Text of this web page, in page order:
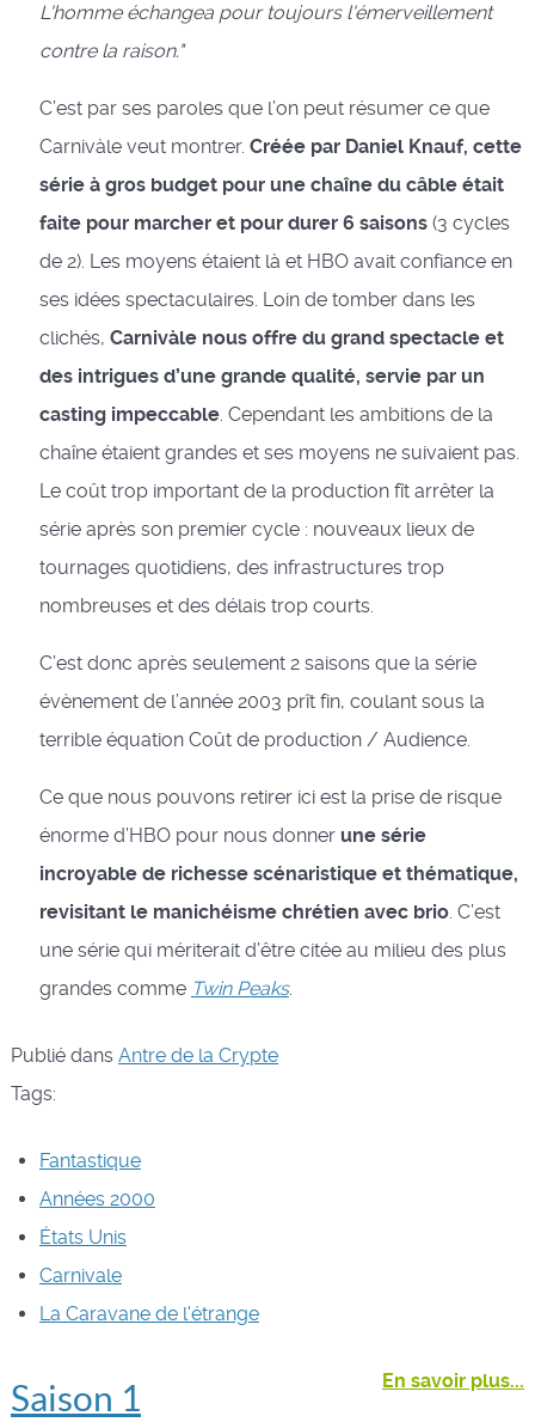
L'homme échangea pour toujours l'émerveillement
contre la raison."
C’est par ses paroles que l’on peut résumer ce que
Carnivàle veut montrer. Créée par Daniel Knauf, cette
série à gros budget pour une chaîne du câble était
faite pour marcher et pour durer 6 saisons(3 cycles
de 2). Les moyens étaient là et HBO avait confiance en
ses idées spectaculaires. Loin de tomber dans les
clichés, Carnivàle nous offre du grand spectacle et
des intrigues d’une grande qualité, servie par un
casting impeccable. Cependant les ambitions de la
chaîne étaient grandes et ses moyens ne suivaient pas.
Le coût trop important de la production fît arrêter la
série après son premier cycle : nouveaux lieux de
tournages quotidiens, des infrastructures trop
nombreuses et des délais trop courts.
C’est donc après seulement 2 saisons que la série
évènement de l’année 2003 prît fin, coulant sous la
terrible équation Coût de production / Audience.
Ce que nous pouvons retirer ici est la prise de risque
énorme d’HBO pour nous donner une série
incroyable de richesse scénaristique et thématique,
revisitant le manichéisme chrétien avec brio. C’est
une série qui mériterait d’être citée au milieu des plus
grandes comme Twin Peaks.
Publié dans Antre de la Crypte
Tags:
Fantastique
Années 2000
États Unis
Carnivale
La Caravane de l'étrange
En savoir plus...
Saison 1